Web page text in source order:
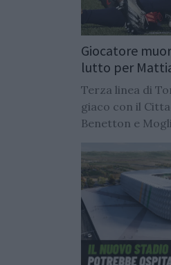
Giocatore
lutto per
Terza linea di
giaco con il
Benetton e